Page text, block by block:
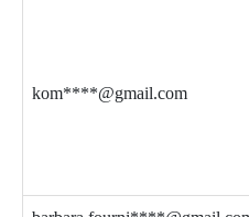
kom****@gmail.com